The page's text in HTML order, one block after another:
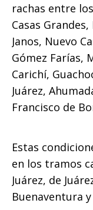
rachas entre
Casas
Janos, Nuevo
Gómez Farías,
Carichí,
Juárez,
Francisco de
Estas
en los tramos
Juárez, de
Buenaventura